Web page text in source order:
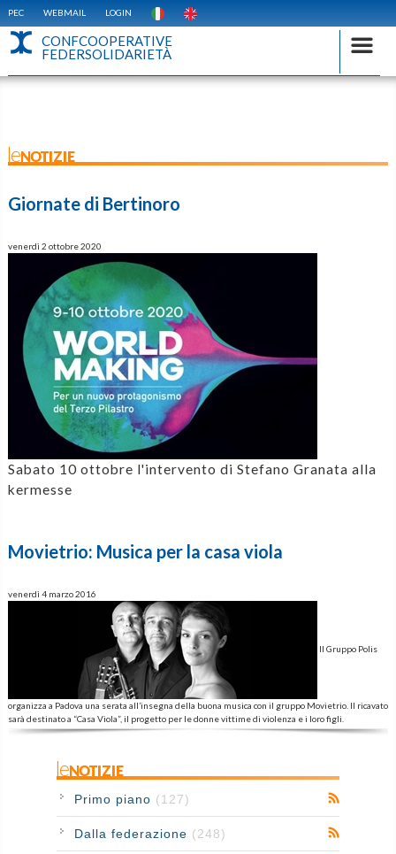
PEC WEBMAIL LOGIN
CONFCOOPERATIVE
FEDERSOLIDARIETÀ
leNOTIZIE
Giornate di Bertinoro
venerdì 2 ottobre 2020
Sabato 10 ottobre l'intervento di Stefano Granata alla
kermesse
Movietrio: Musica per la casa viola
venerdì 4 marzo 2016
Il Gruppo Polis
organizza a Padova una serata all’insegna della buona musica con il gruppo Movietrio. Il ricavato
sarà destinato a “Casa Viola”, il progetto per le donne vittime di violenza e i loro figli.
leNOTIZIE
Primo piano (127)
Dalla federazione (248)